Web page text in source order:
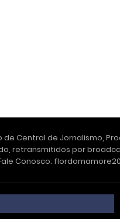
Central de Jornalismo,
retransmitidos por
Conosco: